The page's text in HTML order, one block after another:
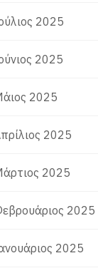
2025
2025
2025
2025
2025
2025
2025